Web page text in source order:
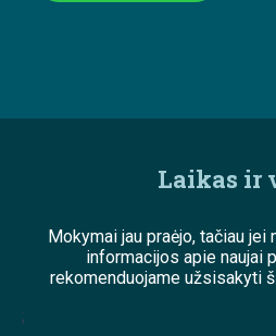
Laikas ir
Mokymai jau praėjo, tačiau
informacijos apie naujai
rekomenduojame užsisakyti
;